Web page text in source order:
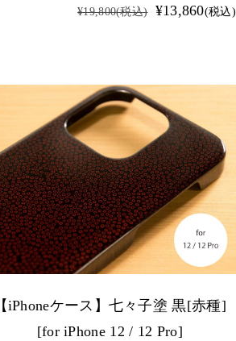
¥19,800(税込) ¥13,860(税込)
【iPhoneケース】七々子塗 黒[赤種]
[for iPhone 12 / 12 Pro]